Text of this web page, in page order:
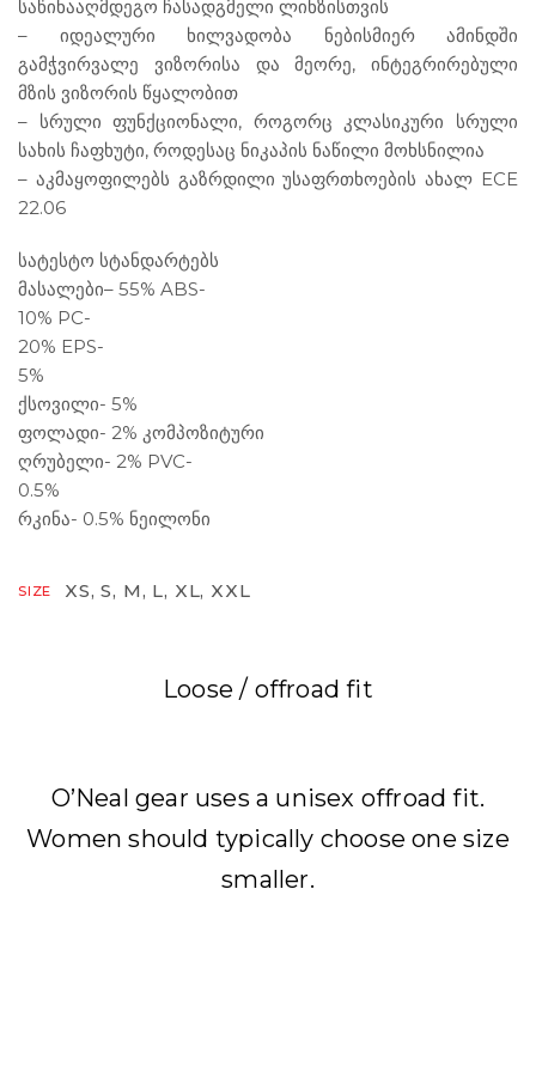
საწინააღმდეგო ჩასადგმელი ლინზისთვის
– იდეალური ხილვადობა ნებისმიერ ამინდში
გამჭვირვალე ვიზორისა და მეორე, ინტეგრირებული
მზის ვიზორის წყალობით
– სრული ფუნქციონალი, როგორც კლასიკური სრული
სახის ჩაფხუტი, როდესაც ნიკაპის ნაწილი მოხსნილია
– აკმაყოფილებს გაზრდილი უსაფრთხოების ახალ ECE
22.06
სატესტო სტანდარტებს
მასალები– 55% ABS-
10% PC-
20% EPS-
5%
ქსოვილი- 5%
ფოლადი- 2% კომპოზიტური
ღრუბელი- 2% PVC-
0.5%
რკინა- 0.5% ნეილონი
SIZE XS, S, M, L, XL, XXL
Loose / offroad fit
O’Neal gear uses a unisex offroad fit.
Women should typically choose one size
smaller.